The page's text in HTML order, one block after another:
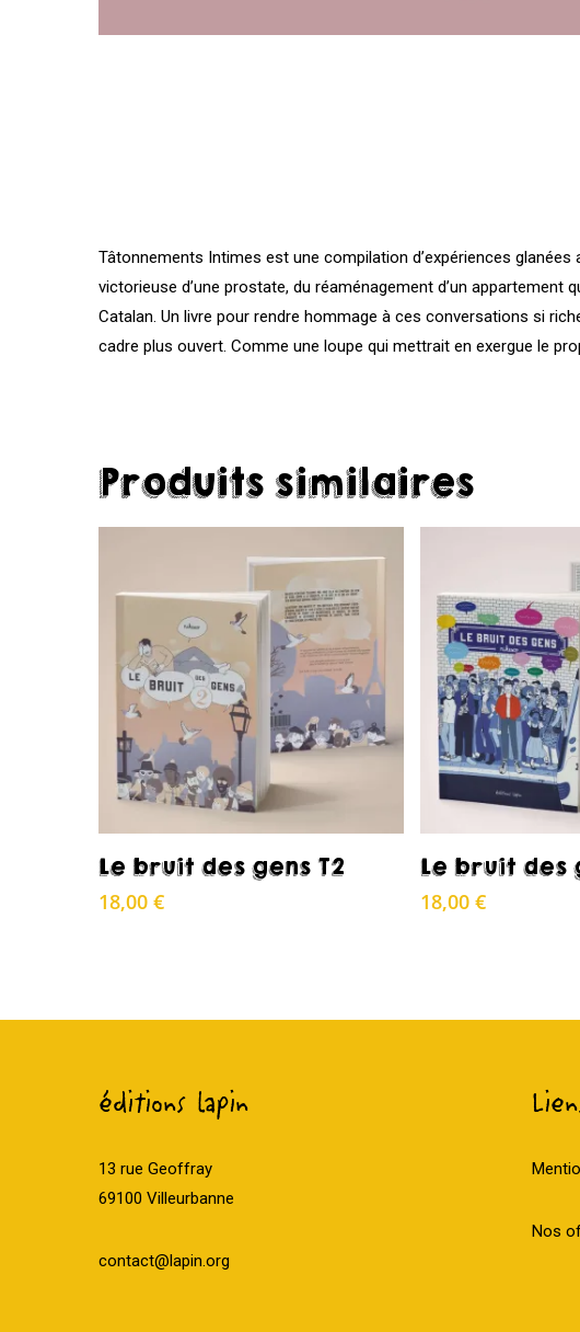
Tâtonnements Intimes est une compilation d’expériences
victorieuse d’une prostate, du réaménagement d’un appartement
Catalan. Un livre pour rendre hommage à ces conversations si
cadre plus ouvert. Comme une loupe qui mettrait en exergue le
Produits similaires
Acheter
Le bruit des gens T2
18,00 €
Le bruit des
18,00€
éditions lapin
13 rue Geoffray
69100 Villeurbanne
contact@lapin.org
Nos